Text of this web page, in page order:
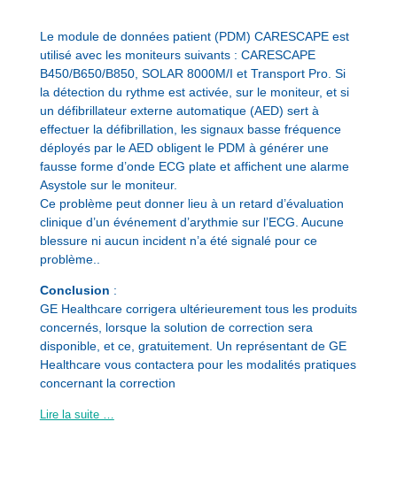
Le module de données patient (PDM) CARESCAPE est
utilisé avec les moniteurs suivants : CARESCAPE
B450/B650/B850, SOLAR 8000M/I et Transport Pro. Si
la détection du rythme est activée, sur le moniteur, et si
un défibrillateur externe automatique (AED) sert à
effectuer la défibrillation, les signaux basse fréquence
déployés par le AED obligent le PDM à générer une
fausse forme d’onde ECG plate et affichent une alarme
Asystole sur le moniteur.
Ce problème peut donner lieu à un retard d’évaluation
clinique d’un événement d’arythmie sur l’ECG. Aucune
blessure ni aucun incident n’a été signalé pour ce
problème.
Conclusion :
GE Healthcare corrigera ultérieurement tous les produits
concernés, lorsque la solution de correction sera
disponible, et ce, gratuitement. Un représentant de GE
Healthcare vous contactera pour les modalités pratiques
concernant la correction
Lire la suite …